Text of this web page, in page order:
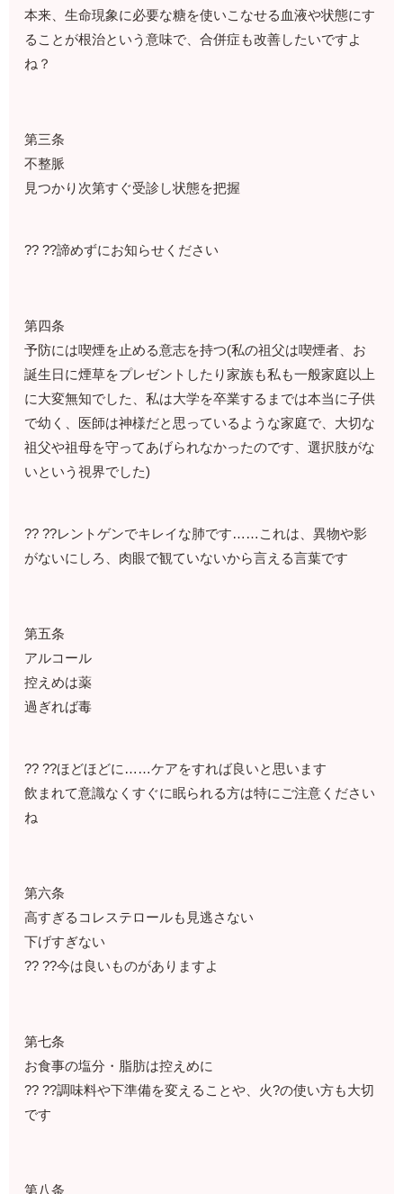
本来、生命現象に必要な糖を使いこなせる血液や状態にす
ることが根治という意味で、合併症も改善したいですよ
ね？
第三条
不整脈
見つかり次第すぐ受診し状態を把握
?? ??諦めずにお知らせください
第四条
予防には喫煙を止める意志を持つ(私の祖父は喫煙者、お
誕生日に煙草をプレゼントしたり家族も私も一般家庭以上
に大変無知でした、私は大学を卒業するまでは本当に子供
で幼く、医師は神様だと思っているような家庭で、大切な
祖父や祖母を守ってあげられなかったのです、選択肢がな
いという視界でした)
?? ??レントゲンでキレイな肺です……これは、異物や影
がないにしろ、肉眼で観ていないから言える言葉です
第五条
アルコール
控えめは薬
過ぎれば毒
?? ??ほどほどに……ケアをすれば良いと思います
飲まれて意識なくすぐに眠られる方は特にご注意ください
ね
第六条
高すぎるコレステロールも見逃さない
下げすぎない
?? ??今は良いものがありますよ
第七条
お食事の塩分・脂肪は控えめに
?? ??調味料や下準備を変えることや、火?の使い方も大切
です
第八条